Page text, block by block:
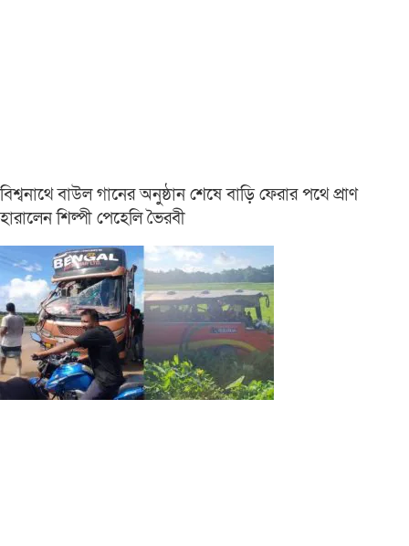
বিশ্বনাথে বাউল গানের অনুষ্ঠান শেষে বাড়ি ফেরার পথে প্রাণ
হারালেন শিল্পী পেহেলি ভৈরবী